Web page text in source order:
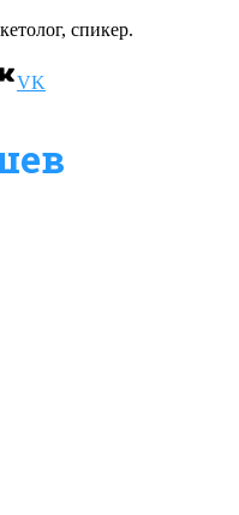
спикер.
VK